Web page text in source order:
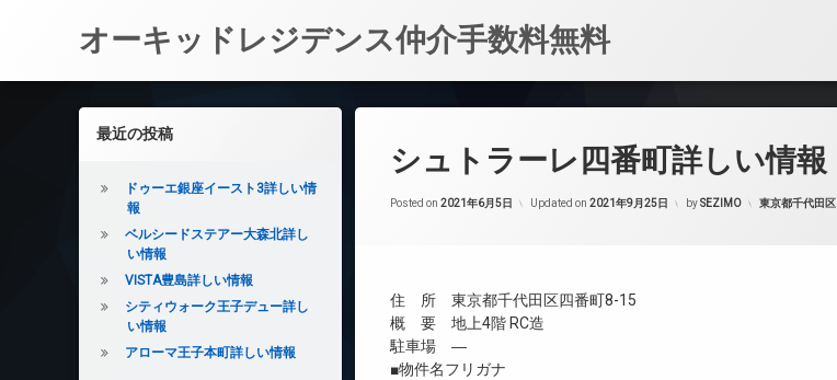
オーキッドレジデンス仲介手数料無料
シュトラーレ四番町詳しい情報
Posted on 2021年6月5日 Updated on 2021年9月25日 bySEZIMO カテゴリー:
東京都千代田区
住 所 東京都千代田区四番町8-15
概 要 地上4階 RC造
駐車場 ―
■物件名フリガナ
左サイドバー
最近の投稿
ドゥーエ銀座イースト3詳しい情
報
ベルシードステアー大森北詳し
い情報
VISTA豊島詳しい情報
シティウォーク王子デュー詳し
い情報
アローマ王子本町詳しい情報